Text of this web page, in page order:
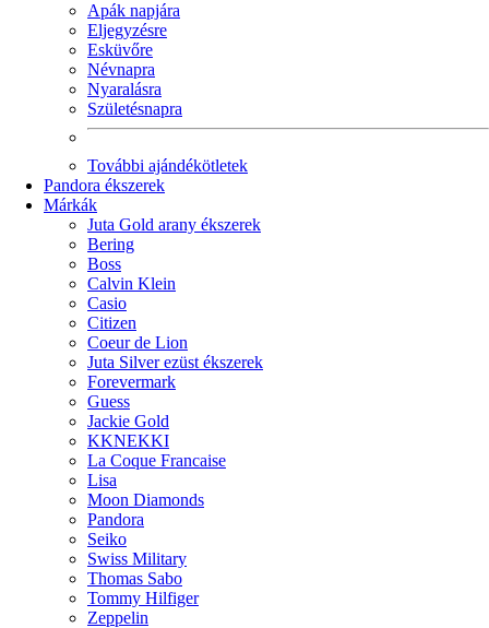
Apák napjára
Eljegyzésre
Esküvőre
Névnapra
Nyaralásra
Születésnapra
További ajándékötletek
Pandora ékszerek
Márkák
Juta Gold arany ékszerek
Bering
Boss
Calvin Klein
Casio
Citizen
Coeur de Lion
Juta Silver ezüst ékszerek
Forevermark
Guess
Jackie Gold
KKNEKKI
La Coque Francaise
Lisa
Moon Diamonds
Pandora
Seiko
Swiss Military
Thomas Sabo
Tommy Hilfiger
Zeppelin